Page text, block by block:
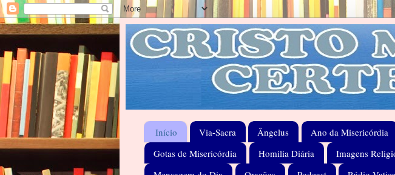
Início Via-Sacra Ângelus Ano da Misericórdia
Gotas de Misericórdia
Homilia Diária Imagens